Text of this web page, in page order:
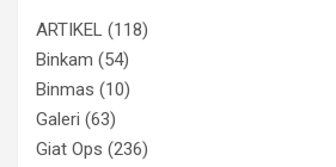
ARTIKEL (118)
Binkam (54)
Binmas (10)
Galeri (63)
Giat Ops (236)